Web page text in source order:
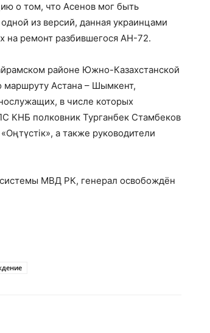
о том, что Асенов мог быть
из версий, данная украинцами
на ремонт разбившегося АН-72.
районе Южно-Казахстанской
Астана – Шымкент,
в числе которых
КНБ полковник Турганбек Стамбеков
а также руководители
МВД РК, генерал освобождён